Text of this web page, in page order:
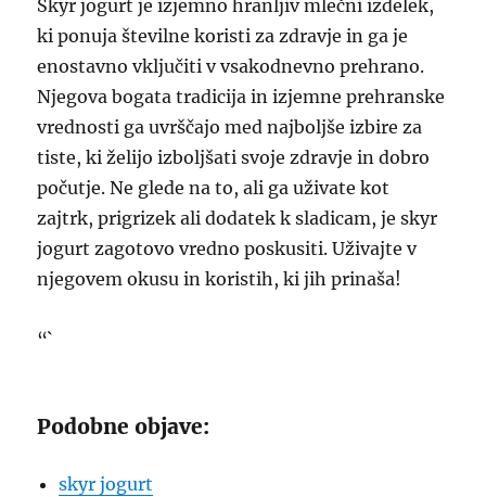
Skyr jogurt je izjemno hranljiv mlečni izdelek,
ki ponuja številne koristi za zdravje in ga je
enostavno vključiti v vsakodnevno prehrano.
Njegova bogata tradicija in izjemne prehranske
vrednosti ga uvrščajo med najboljše izbire za
tiste, ki želijo izboljšati svoje zdravje in dobro
počutje. Ne glede na to, ali ga uživate kot
zajtrk, prigrizek ali dodatek k sladicam, je skyr
jogurt zagotovo vredno poskusiti. Uživajte v
njegovem okusu in koristih, ki jih prinaša!
“`
Podobne objave:
skyr jogurt